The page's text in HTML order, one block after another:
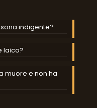
indigente?
laico?
muore e non ha